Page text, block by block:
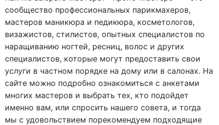
сообщество профессиональных парикмахеров,
мастеров маникюра и педикюра, косметологов,
визажистов, стилистов, опытных специалистов по
наращиванию ногтей, ресниц, волос и других
специалистов, которые могут предоставить свои
услуги в частном порядке на дому или в салонах. На
сайте можно подробно ознакомиться с анкетами
многих мастеров и выбрать тех, кто подойдет
именно вам, или спросить нашего совета, и тогда
мы с удовольствием порекомендуем подходящие